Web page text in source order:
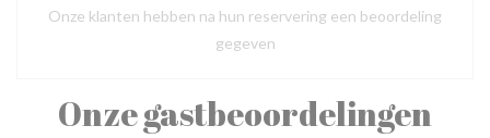
Onze gastbeoordelingen
Onze klanten hebben na hun reservering een beoordeling
gegeven